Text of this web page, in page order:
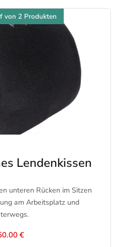
von 2 Produkten
Lendenkissen
unteren Rücken im Sitzen
am Arbeitsplatz und
€